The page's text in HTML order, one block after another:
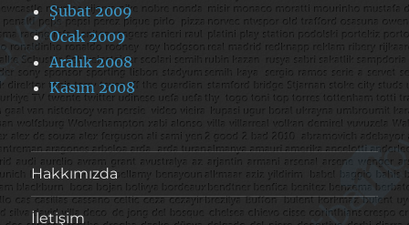
Şubat 2009
Ocak 2009
Aralık 2008
Kasım 2008
Hakkımızda
İletişim